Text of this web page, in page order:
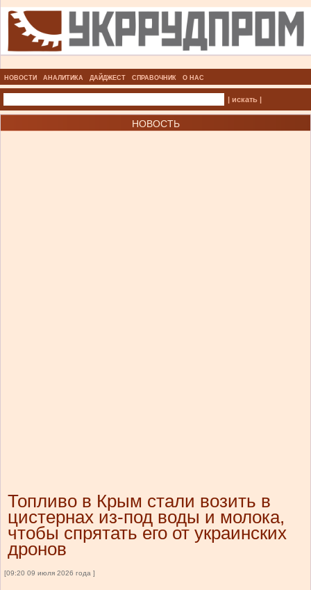
НОВОСТИ АНАЛИТИКА ДАЙДЖЕСТ СПРАВОЧНИК О НАС
| искать |
НОВОСТЬ
Топливо в Крым стали возить в
цистернах из-под воды и молока,
чтобы спрятать его от украинских
дронов
[09:20 09 июля 2026 года ]